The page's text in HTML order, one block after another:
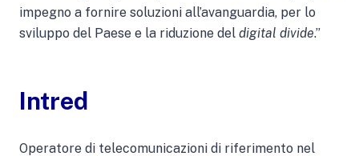
impegno a fornire soluzioni all’avanguardia, per lo
sviluppo del Paese e la riduzione del digital divide.”
Intred
Operatore di telecomunicazioni di riferimento nel